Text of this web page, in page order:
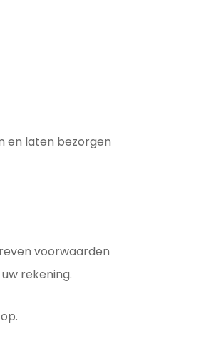
en laten bezorgen
voorwaarden
rekening.